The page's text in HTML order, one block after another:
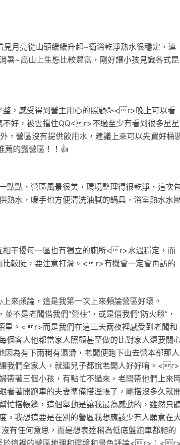
月亮從山頭緩緩升起~衛浴乾淨熱水很穩定，連
暑~高山上生態比較豐富，剛好讓小孩見識各式昆
，感受得到營主用心的照顧🥳<r>晚上可以看
好，被雲擋住QQ<r>不過至少有看到很多星星
營區沒有提供飲用水，建議上來可以先買好桶
薦的露營區！！👍
點點，營區風景很美，環境整理得很乾淨，這次
熱水，暖手也方便清洗油膩的鍋具，浴室熱水水
干擾每一區也有獨立的廁所<r>水溫穩定，而
較陡，要注意打滑。<r>有機會一定會再訪的
來頻論，這是我第一次上來頻論營區好壞。
不是老闆借我們“營柱”，或是借我們“防火毯”，
星。<r>而是我們在這三天兩夜裡感受到老闆和
個客人他都當家人照顧甚至做的比對家人還要關
為有下雨稍有濕滑，老闆便跑下山去營本部那人
我們全家人，就連兒子都說老闆人好好唷。<r>
帶著三個小孩，有點忙不過來，老闆帶他們上來
看著開跑車的夫妻準備搭溼帳了，剛搭沒多久就
忙搭帳篷，這個舉動是讓我最為感動的，雖然只
。我想這要是在別的營區我想應該少有人願意在
有任何意思，而是想表達稍為低底盤跑車都爬的
這裡的營區地理和環境和景色評論<r>：<r>